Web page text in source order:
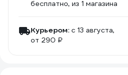
бесплатно, из 1 магазина
Курьером: c 13 августа,
от 290 ₽